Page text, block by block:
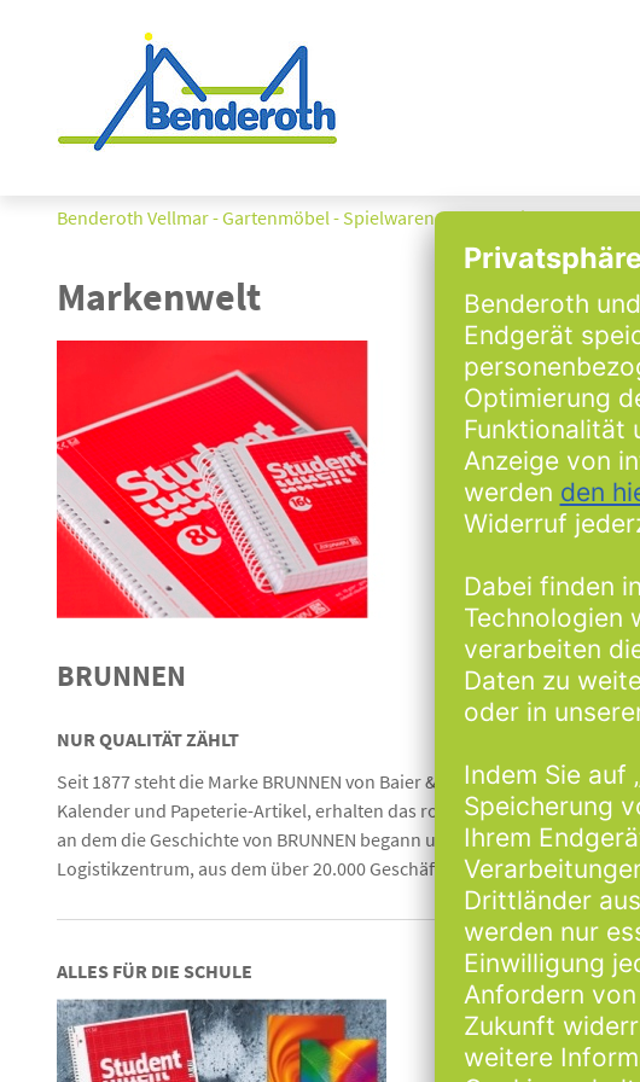
Benderoth Vellmar - Gartenmöbel - Spielwaren - Bastelartikel
Markenwelt
BRUNNEN
NUR QUALITÄT ZÄHLT
Seit 1877 steht die Marke BRUNNEN von Baier & Schneider für
Kalender und Papeterie-Artikel, erhalten das rote Label. Nicht zuletzt
an dem die Geschichte von BRUNNEN begann und wo heute auf
Logistikzentrum, aus dem über 20.000 Geschäftspartner in mehr als
ALLES FÜR DIE SCHULE